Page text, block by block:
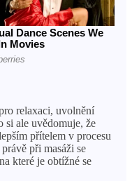
relaxaci, uvolnění
si ale uvědomuje, že
přítelem v procesu
při masáži se
které je obtížné se